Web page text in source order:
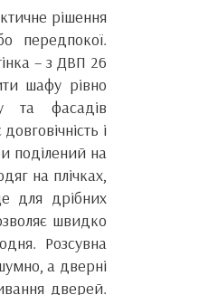
рішення
передпокої.
– з ДВП 26
шафу рівно
та фасадів
і
поділений на
на плічках,
для дрібних
швидко
Розсувна
а дверні
дверей.